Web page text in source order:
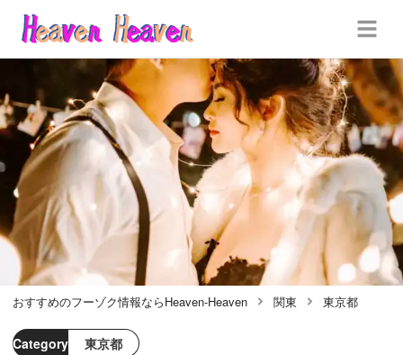
おすすめのフーゾク情報ならHeaven-Heaven 関東 東京都
Category 東京都